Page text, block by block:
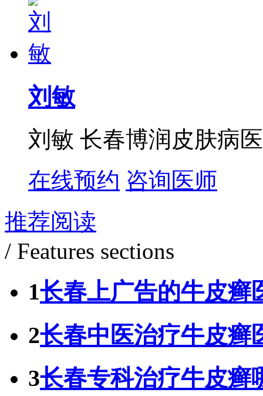
刘敏
刘敏 长春博润皮肤病
在线预约 咨询医师
推荐阅读
/ Features sections
1长春上广告的牛皮癣
2长春中医治疗牛皮癣
3长春专科治疗牛皮癣